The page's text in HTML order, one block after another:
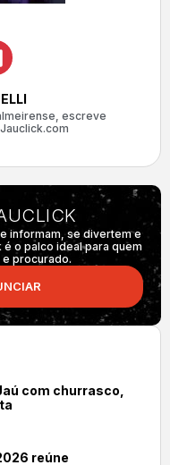
escreve
informam, se divertem e
o palco ideal para quem
procurado.
com churrasco,
reúne